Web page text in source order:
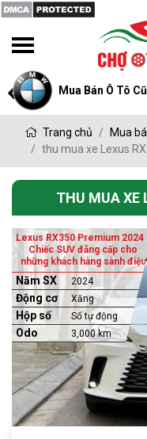
Mua Bán Ô Tô
Trang chủ
Mua
thu mua xe Lexus
THU MUA XE
Lexus RX350 Premium 2024
Chiếc SUV đẳng cấp cho
những khách hàng sành điệu
Năm SX 2024
Động cơ Xăng
Hộp số Số tự động
Odo 3,000 km